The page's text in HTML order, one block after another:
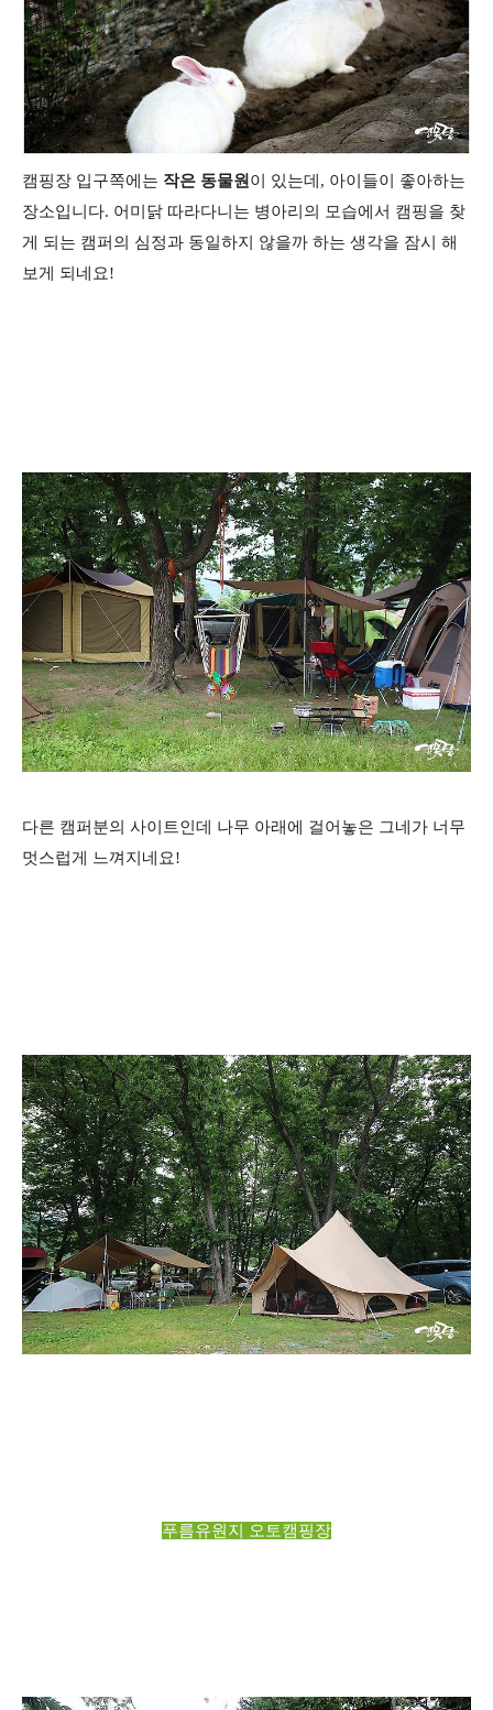
캠핑장 입구쪽에는 작은 동물원 이 있는데, 아이들이 좋아하는
장소입니다. 어미닭 따라다니는 병아리의 모습에서 캠핑을 찾
게 되는 캠퍼의 심정과 동일하지 않을까 하는 생각을 잠시 해
보게 되네요!
다른 캠퍼분의 사이트인데 나무 아래에 걸어놓은 그네가 너무
멋스럽게 느껴지네요!
푸름유원지 오토캠핑장